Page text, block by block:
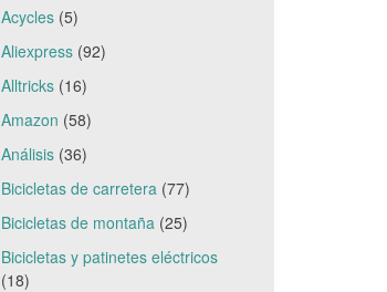
Acycles(5)
Aliexpress(92)
Alltricks(16)
Amazon (58)
Análisis(36)
Bicicletas de carretera(77)
Bicicletas de montaña(25)
Bicicletas y patinetes eléctricos
(18)